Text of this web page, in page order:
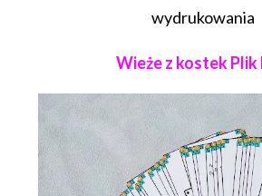
wydrukowania
Wieże z kostek Plik